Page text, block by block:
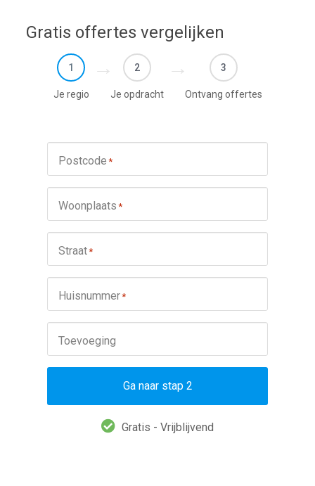
Gratis offertes vergelijken
1
Je regio
2
Je opdracht
3
Ontvang offertes
Postcode *
Woonplaats *
Straat*
Huisnummer*
Toevoeging
Ga naar stap 2
Gratis - Vrijblijvend